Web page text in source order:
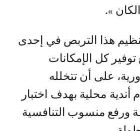
».
هذا التربص في إحدى
توفير كل الإمكانات
على أن تتخلله
أندية محلية بهدف اختبار
ورفع منسوب التنافسية